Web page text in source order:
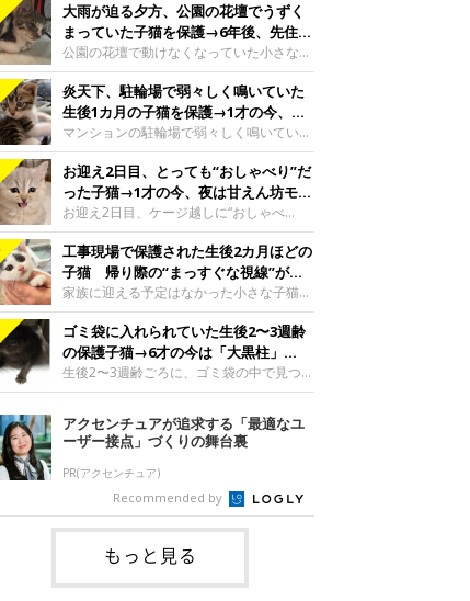
大雨が迫る夕方、公園の花壇でうずく
まっていた子猫を保護→6年後、先住猫
と“姉妹”のような関係に
公園の花壇で動けなくなっていた小さな子
猫。家族に迎えられてから6年、先住猫と
の間には深い絆が育まれていました。保護
当時のティダちゃん。
@muumuu62197189紹介するのは、
X（旧Twitter）ユーザー
@muumuu62197189さんの愛猫・ティダ
ちゃん（取材時6才）の成長記録です。こ
ちらは、生後3カ月ごろのティダちゃん。
飼い主さんが出会ったのは、夜から大雨に
なると予報されていた日の夕方でした。花
壇で動けずにいた子猫保護したばかりのテ
ィダちゃん。@muumuu62197189飼い主
さんは、公園の
炎天下、駐輪場で弱々しく鳴いていた
生後1カ月の子猫を保護→1才の今、筋
肉質でツンデレなコに成長
マンションの駐輪場で弱々しく鳴いてい
た、生後1カ月ほどの子猫。家族に迎えら
れてから1年、体も行動も大きく成長しま
した。炎天下の駐輪場で鳴いていた小さな
子猫保護当時のモモちゃん。@Kingponzu
紹介するのは、X（旧Twitter）ユーザー
@Kingponzuさんの愛猫・モモちゃん（取
材時1才）の成長記録です。こちらは、モ
モちゃんが生後1カ月ごろに撮影された一
枚。飼い主さんの自宅マンションの駐輪場
で鳴いていたところを保護された当時の姿
です。子猫時代のモモちゃん。
@Kingponzuその日は気温が35℃を
お迎え2日目、とっても“おしゃべり”だ
った子猫→1才の今、夜は甘えん坊モー
ドになるコに成長！
お迎え2日目、ケージ越しに“おしゃべ
り”する姿を見せていた子猫。1才になった
今も見せる愛らしい姿にキュンとします。
お迎え2日目、ケージ越しに何かを伝える
ももちゃん“おしゃべり”なももちゃん。
@poocoonyan紹介するのは、Instagram
ユーザー@poocoonyanさんの愛猫・もも
ちゃん（取材時1才／マンチカン）です。
こちらの動画は、ももちゃんが生後2カ月
を過ぎたころ、お迎え2日目に撮影された
ため、当時はケージの中で過ごしていまし
た。鳴いてアピールするももち
工事現場で保護された生後2カ月ほどの
子猫 帰り際の“まっすぐな視線”が忘
れられず、家族の一員に
家族に迎える予定はなかった小さな子猫。
帰り際に見せた姿が、飼い主さんの心に残
りました。保護当時の夏目ちゃん。
@shibainu_rintaro紹介するのは、
Instagramユーザー@shibainu_rintaroさ
んの愛猫・夏目（なつめ）ちゃん（取材時
3才）。工事現場で親猫とはぐれたとみら
れ、保護された当時は生後2カ月ほどだっ
たといいます。新しい飼い主を探すつもり
が……保護されてケージに入っている夏目
ちゃん。@shibainu_rintaro夏目ちゃんを
保護したのは、以前、飼い主さんの愛猫・
ちくわく
ゴミ袋に入れられていた生後2〜3週齢
の保護子猫→6才の今は「大黒柱」
に！ 美しい黒猫に成長した姿にグッ
とくる
生後2〜3週齢ごろに、ゴミ袋の中で見つか
った小さな命。ミルクから育てられたその
子猫は今、家族に欠かせない存在へと成長
しました。ゴミ袋の中で見つかった、ミニ
モグラのような子猫よちよち歩きをしてい
たころの、生後2〜3週齢ごろのドンちゃ
ん。@doddou_1今回紹介するのは、
X（旧Twitter）ユーザー@doddou_1さん
の愛猫・ドンちゃん（取材時、推定6才／
本名：ドミトリー・ドンスコイ）。ドンち
ゃんは、保護猫でした。ドンちゃんが見つ
かったのは、飼い主さんの姉の勤め先の敷
アクセンチュアが追求する「最適なユ
ーザー接点」づくりの舞台裏
PR(アクセンチュア)
Recommended by
もっと見る